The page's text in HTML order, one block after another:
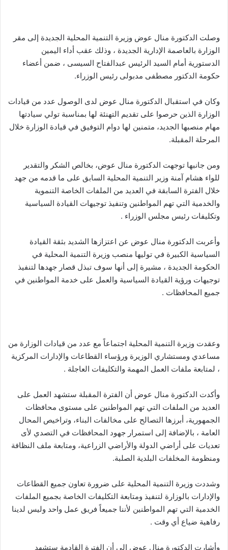
وصلت الدكتورة منال عوض وزيرة التنمية المحلية الجديدة إلى مقر
الوزارة بالعاصمة الإدارية الجديدة ، وذلك عقب أداء اليمين
الدستورية أمام السيد الرئيس عبدالفتاح السيسى ، ضمن أعضاء
حكومة الدكتور مصطفى مدبولى رئيس الوزراء.
وكان في استقبال الدكتورة منال عوض لدى الوصول عدد من قيادات
الوزارة الذين حرصوا على تقديم التهنئة لها بمناسبة تولي سيادتها
مهام منصبها الجديد، متمنين لها دوام التوفيق في قيادة الوزارة خلال
المرحلة المقبلة.
ومن جانبها توجهت الدكتورة منال عوض، بخالص الشكر والتقدير
للواء هشام آمنة وزير التنمية المحلية السابق على ما قدمه من جهد
خلال الفترة السابقة في العديد من الملفات الخاصة التنموية
والخدمية التي تهم المواطنين وتنفيذ توجيهات القيادة السياسية
وتكليفات رئيس مجلس الوزراء .
وأعربت الدكتورة منال عوض عن اعتزازها الشديد بثقة القيادة
السياسية الكبيرة في توليها منصب وزيرة التنمية المحلية في
الحكومة الجديدة ، مشيرة إلى أنها سوف تبذل قصار جهدها لتنفيذ
توجيهات ورؤية القيادة السياسية والعمل على خدمة المواطنين في
جميع المحافظات .
وعقدت وزيرة التنمية المحلية اجتماعاً مع عدد من قيادات الوزارة من
مساعدي ومستشاري الوزيرة ورؤساء القطاعات والإدارات المركزية
، لمتابعة ملفات العمل المهمة والتكليفات العاجلة .
وأكدت الدكتورة منال عوض أن الفترة المقبلة ستشهد العمل على
العديد من الملفات التي تهم المواطنين على مستوى محافظات
الجمهورية، أبرزها التصالح على مخالفات البناء، وتراخيص المحال
العامة ، بالإضافة إلى استمرار جهود المحافظات في التصدي لأى
تعديات على أراضي الدولة والأراضي الزراعية، ومتابعة ملف النظافة
ومنظومة المخلفات البلدية الصلبة.
وشددت وزيرة التنمية المحلية على ضرورة تعاون جميع القطاعات
والإدارات بالوزارة لتنفيذ ومتابعة التكليفات الخاصة بجميع الملفات
الخدمية التي تهم المواطنين لأننا جميعاً فريق عمل واحد وليس لدينا
رفاهية ضياع أي وقت .
وأشارت الدكتورة منال عوض إلى أن الفترة القادمة ستشهد